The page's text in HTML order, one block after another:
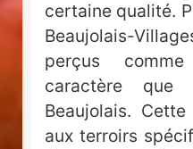
certaine qualité.
Beaujolais-
perçus
caractère que
Beaujolais.
aux terroirs